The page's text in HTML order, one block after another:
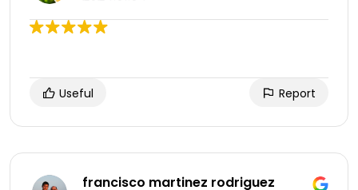
Useful Report
francisco martinez rodriguez